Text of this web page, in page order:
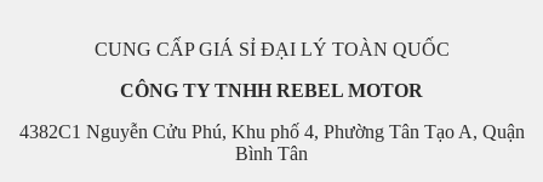
CUNG CẤP GIÁ SỈ ĐẠI LÝ TOÀN QUỐC
CÔNG TY TNHH REBEL MOTOR
4382C1 Nguyễn Cửu Phú, Khu phố 4, Phường Tân Tạo A, Quận
Bình Tân